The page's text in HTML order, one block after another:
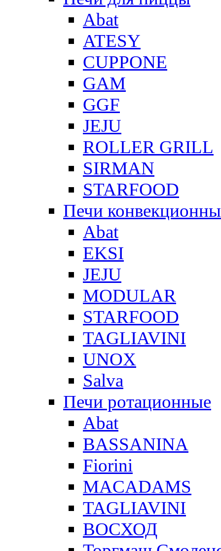
Abat
ATESY
CUPPONE
GAM
GGF
JEJU
ROLLER GRILL
SIRMAN
STARFOOD
Печи
Abat
EKSI
JEJU
MODULAR
STARFOOD
TAGLIAVINI
UNOX
Salva
Печи ротационные
Abat
BASSANINA
Fiorini
MACADAMS
TAGLIAVINI
ВОСХОД